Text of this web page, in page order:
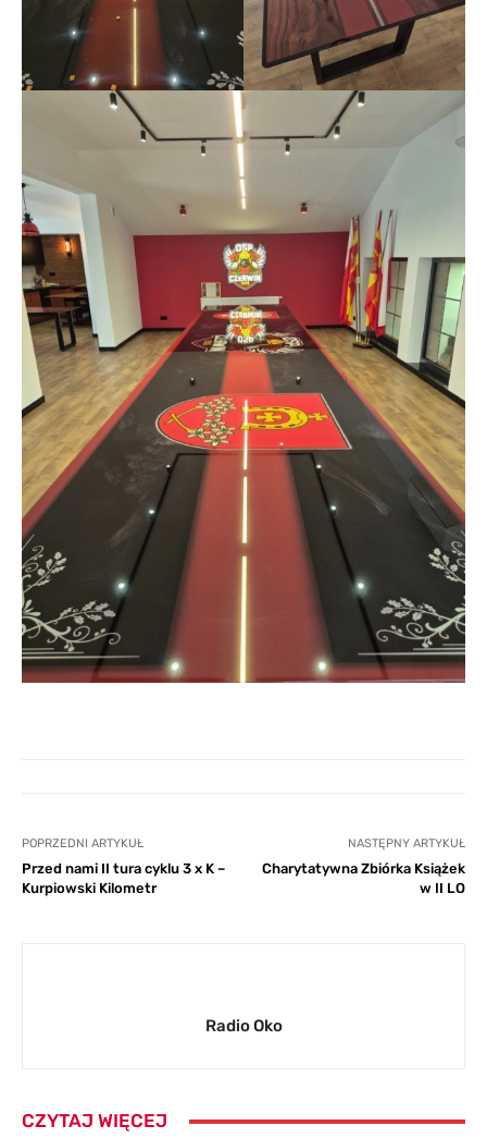
POPRZEDNI ARTYKUŁ
Przed nami II tura cyklu 3 x K –
Kurpiowski Kilometr
NASTĘPNY ARTYKUŁ
Charytatywna Zbiórka Książek
w II LO
Radio Oko
CZYTAJ WIĘCEJ